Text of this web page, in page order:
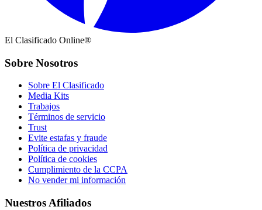
El Clasificado Online®
Sobre Nosotros
Sobre El Clasificado
Media Kits
Trabajos
Términos de servicio
Trust
Evite estafas y fraude
Política de privacidad
Política de cookies
Cumplimiento de la CCPA
No vender mi información
Nuestros Afiliados